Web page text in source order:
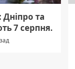
та
7 серпня.